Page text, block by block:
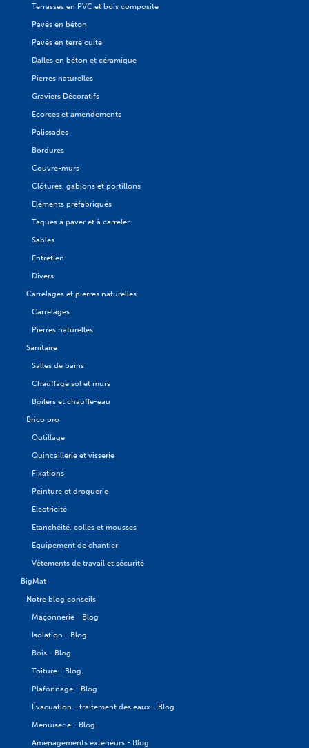
Terrasses en PVC et bois composite
Pavés en béton
Pavés en terre cuite
Dalles en béton et céramique
Pierres naturelles
Graviers Décoratifs
Ecorces et amendements
Palissades
Bordures
Couvre-murs
Clôtures, gabions et portillons
Eléments préfabriqués
Taques à paver et à carreler
Sables
Entretien
Divers
Carrelages et pierres naturelles
Carrelages
Pierres naturelles
Sanitaire
Salles de bains
Chauffage sol et murs
Boilers et chauffe-eau
Brico pro
Outillage
Quincaillerie et visserie
Fixations
Peinture et droguerie
Electricité
Etanchéité, colles et mousses
Equipement de chantier
Vêtements de travail et sécurité
BigMat
Notre blog conseils
Maçonnerie - Blog
Isolation - Blog
Bois - Blog
Toiture - Blog
Plafonnage - Blog
Évacuation - traitement des eaux - Blog
Menuiserie - Blog
Aménagements extérieurs - Blog